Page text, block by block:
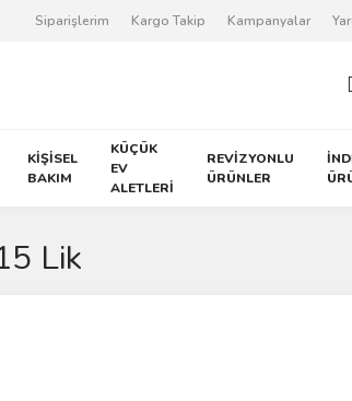
Siparişlerim Kargo Takip Kampanyalar
KİŞİSEL
BAKIM
KÜÇÜK
EV
ALETLERİ
REVİZYONLU
ÜRÜNLER
Lik